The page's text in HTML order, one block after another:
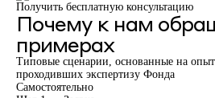
Получить бесплатную консультацию
Почему к нам
примерах
Типовые сценарии, основанные на
проходивших экспертизу Фонда
Самостоятельно